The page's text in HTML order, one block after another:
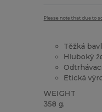
Please note that due to
Těžká
Hluboký
Etická
WEIGHT
358 g.